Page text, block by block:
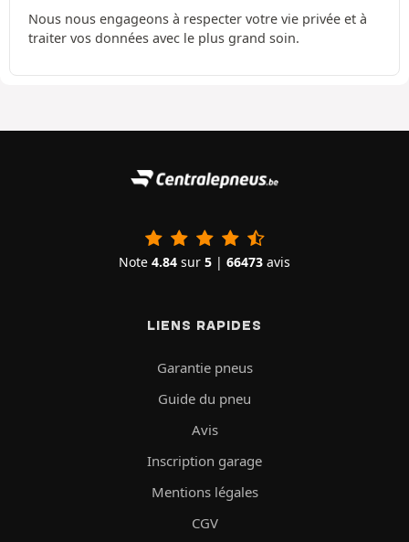
Nous nous engageons à respecter votre vie privée et à
traiter vos données avec le plus grand soin.
Note 4.84 sur 5 | 66473 avis
LIENS RAPIDES
Garantie pneus
Guide du pneu
Avis
Inscription garage
Mentions légales
CGV